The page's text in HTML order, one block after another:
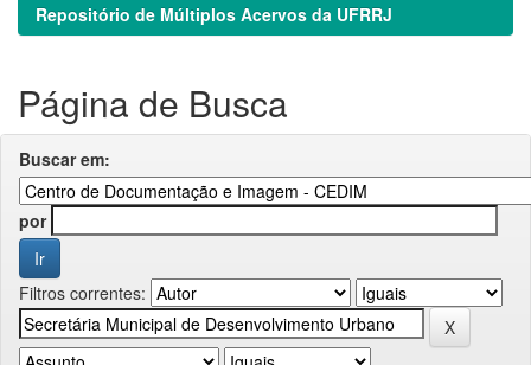
Repositório de Múltiplos Acervos da UFRRJ
Página de Busca
Buscar em:
por
Filtros correntes: